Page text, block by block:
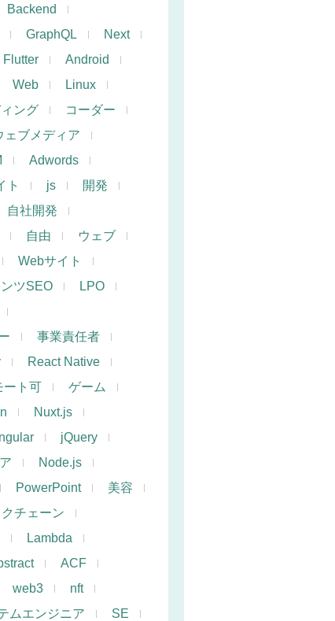
Backend
GraphQL
Next
Flutter
Android
Web
Linux
ング
コーダー
ェブメディア
Adwords
ト js
開発
自社開発
自由
ウェブ
Webサイト
ツSEO
LPO
事業責任者
React Native
ート可
ゲーム
Nuxt.js
jQuery
Node.js
PowerPoint
美容
チェーン
Lambda
ACF
web3
nft
ムエンジニア
SE